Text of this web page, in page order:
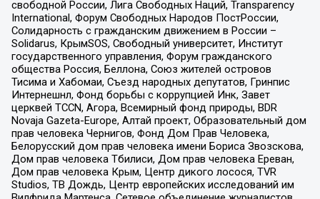
свободной России, Лига Свободных Наций, Transparеncy
International, Форум Свободных Народов ПостРоссии,
Солидарность с гражданским движением в России –
Solidarus, КрымSOS, Свободный университет, Институт
государственного управления, Форум гражданского
общества Россия, Беллона, Союз жителей островов
Тисима и Хабомаи, Съезд народных депутатов, Гринпис
Интернешнл, Фонд борьбы с коррупцией Инк, Завет
церквей TCCN, Агора, Всемирный фонд природы, BDR
Novaja Gazeta-Europe, Алтай проект, Образовательный дом
прав человека Чернигов, Фонд Дом Прав Человека,
Белорусский дом прав человека имени Бориса Звозскова,
Дом прав человека Тбилиси, Дом прав человека Ереван,
Дом прав человека Крым, Центр дикого лосося, TVR
Studios, ТВ Дождь, Центр европейских исследований им